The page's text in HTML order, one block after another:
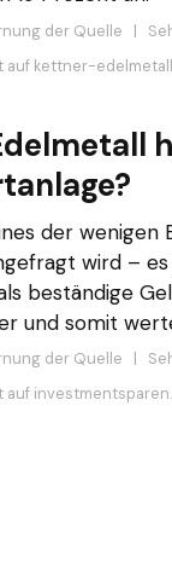
der Quelle |
kettner-
der wenigen
wird –
beständige
und somit
der Quelle |